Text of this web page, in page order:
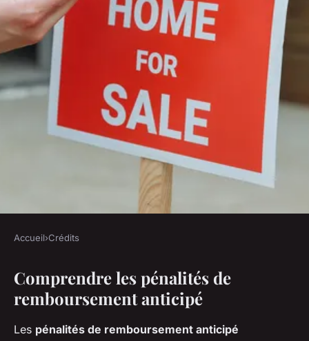
Ce que les banques ne vous
disent pas sur les pénalités de
remboursement anticipé
Accueil›Crédits
Comprendre les pénalités de
remboursement anticipé
Les pénalités de remboursement anticipé